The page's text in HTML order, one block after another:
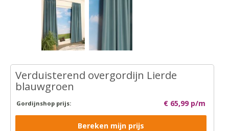
Verduisterend overgordijn Lierde
blauwgroen
Gordijnshop prijs: € 65,99 p/m
Bereken mijn prijs